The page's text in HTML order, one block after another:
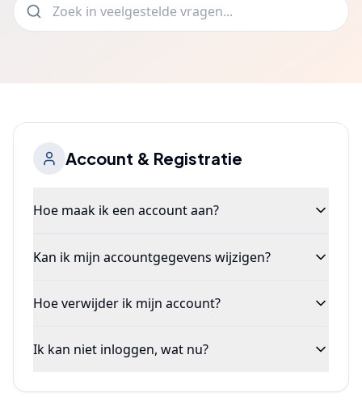
Account & Registratie
Hoe maak ik een account aan?
Kan ik mijn accountgegevens wijzigen?
Hoe verwijder ik mijn account?
Ik kan niet inloggen, wat nu?